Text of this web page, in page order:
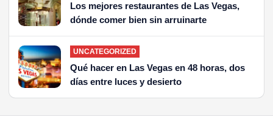
Los mejores restaurantes de Las Vegas,
dónde comer bien sin arruinarte
UNCATEGORIZED
Qué hacer en Las Vegas en 48 horas, dos
días entre luces y desierto